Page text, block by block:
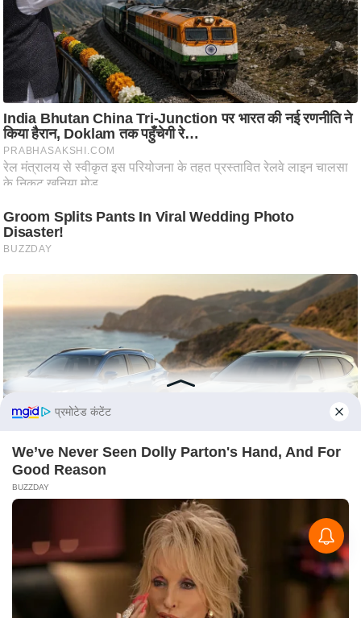
प्रमोटेड कंटेंट
We’ve Never Seen Dolly Parton's Hand, And For
Good Reason
BUZZDAY